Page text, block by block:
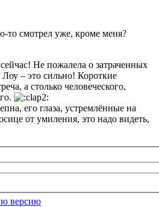
то смотрел уже, кроме меня?
Не пожалела о затраченных
– это сильно! Короткие
а столько человеческого,
его глаза, устремлённые на
от умиления, это надо видеть,
версию